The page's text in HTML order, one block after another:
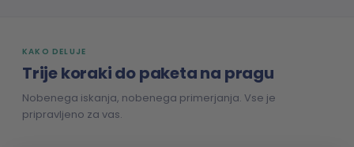
KAKO DELUJE
Trije koraki do paketa na pragu
Nobenega iskanja, nobenega primerjanja. Vse je
pripravljeno za vas.